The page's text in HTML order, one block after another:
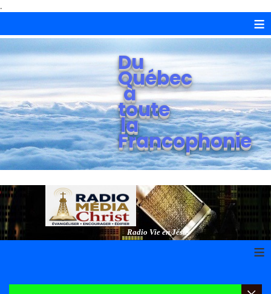
.
≡
Du
Québec
à
toute
la
Francophonie
Radio Vie en Jésus
≡